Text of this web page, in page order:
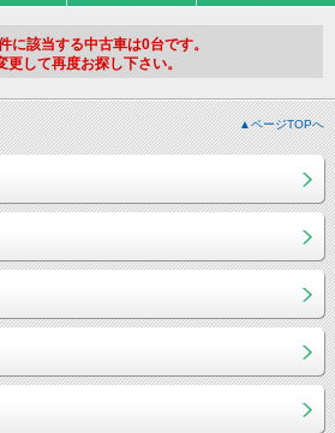
に該当する中古車は0台です。
更して再度お探し下さい。
▲ページTOPへ